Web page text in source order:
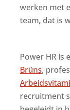
werken met
team, dat is
Power HR is
Brüns,
recruitment